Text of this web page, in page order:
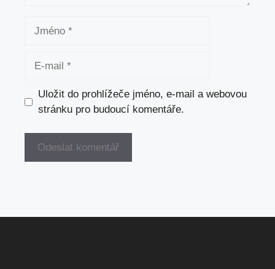
Jméno
Uložit do prohlížeče jméno, e-mail a webovou
stránku pro budoucí komentáře.